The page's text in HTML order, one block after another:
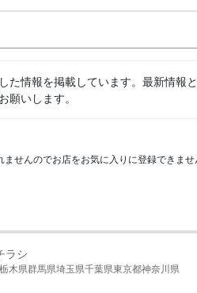
情報を掲載しています。最新情報
願いします。
せんのでお店をお気に入りに登録できませ
ラシ
木県群馬県埼玉県千葉県東京都神奈川県